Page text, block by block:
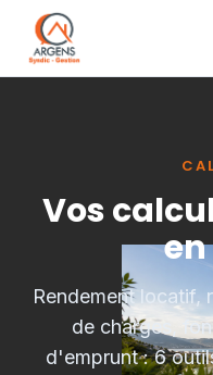
Vos
Rendement locatif,
de charges,
d'emprunt : 6